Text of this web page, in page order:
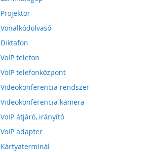
Projektor
Vonalkódolvasó
Diktafon
VoIP telefon
VoIP telefonközpont
Videokonferencia rendszer
Videokonferencia kamera
VoIP átjáró, irányító
VoIP adapter
Kártyaterminál